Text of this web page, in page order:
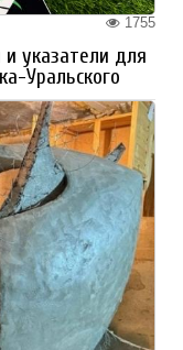
1755
указатели для
Уральского